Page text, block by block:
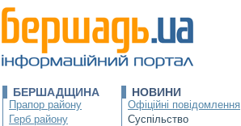
БЕРШАДЩИНА
Прапор району
Герб району
НОВИНИ
Офіційні повідомлення
Суспільство